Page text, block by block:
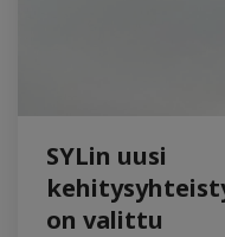
SYLin uusi
on valittu